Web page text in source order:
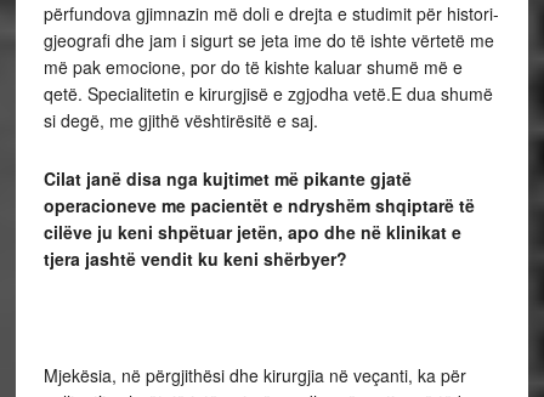
përfundova gjimnazin më doli e drejta e studimit për histori-
gjeografi dhe jam i sigurt se jeta ime do të ishte vërtetë me
më pak emocione, por do të kishte kaluar shumë më e
qetë. Specialitetin e kirurgjisë e zgjodha vetë.E dua shumë
si degë, me gjithë vështirësitë e saj.
Cilat janëdisa nga kujtimet mëpikante gjatë
operacioneve me pacientët e ndryshëm shqiptarëtë
cilëve ju keni shpëtuar jetën, apo dhe nëklinikat e
tjera jashtëvendit ku keni shërbyer?
Mjekësia, në përgjithësi dhe kirurgjia në veçanti, ka për